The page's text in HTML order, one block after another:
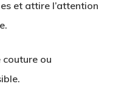
et attire l’attention
couture ou